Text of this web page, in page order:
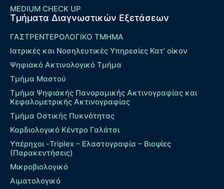
MEDIUM CHECK UP
Τμήματα Διαγνωστικών Εξετάσεων
ΓΑΣΤΡΕΝΤΕΡΟΛΟΓΙΚΟ ΤΜΗΜΑ
Ιατρικές και Νοσηλευτικές Υπηρεσίες Κατ’ οίκον
Ψηφιακό Ακτινολογικό Τμήμα
Τμήμα Μαστού
Τμήμα Ψηφιακής Πανοραμικής Ακτινογραφίας και
Κεφαλομετρικής Ακτινογραφίας
Τμήμα Οστικής Πυκνότητας
Καρδιολογικό Κέντρο Γαλάτσι
Υπέρηχοι -Triplex – Eλαστογραφία – Βιοψίες
(Παρακεντήσεις)
Μικροβιολογικό
Αιματολογικό